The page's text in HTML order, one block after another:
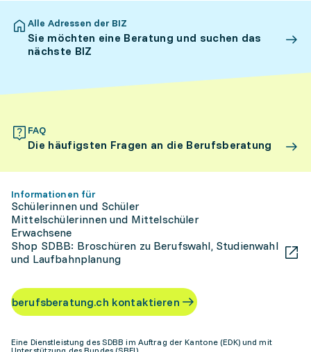
Alle Adressen der BIZ
Sie möchten eine Beratung und suchen das
nächste BIZ
FAQ
Die häufigsten Fragen an die Berufsberatung
Informationen für
Schülerinnen und Schüler
Mittelschülerinnen und Mittelschüler
Erwachsene
Shop SDBB: Broschüren zu Berufswahl, Studienwahl
und Laufbahnplanung
berufsberatung.ch kontaktieren
Eine Dienstleistung des SDBB im Auftrag der Kantone (EDK) und mit